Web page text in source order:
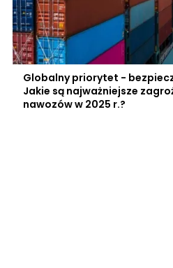
Globalny priorytet -
Jakie są najważniejsze
nawozów w 2025 r.?